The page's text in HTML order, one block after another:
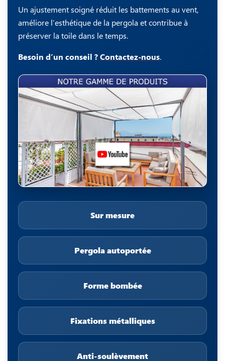
Un ajustement soigné réduit les battements au vent,
améliore l’esthétique de la pergola et contribue à
préserver la toile dans le temps.
Besoin d’un conseil ?Contactez-nous.
Sur mesure
Pergola autoportée
Forme bombée
Fixations métalliques
Anti-soulèvement